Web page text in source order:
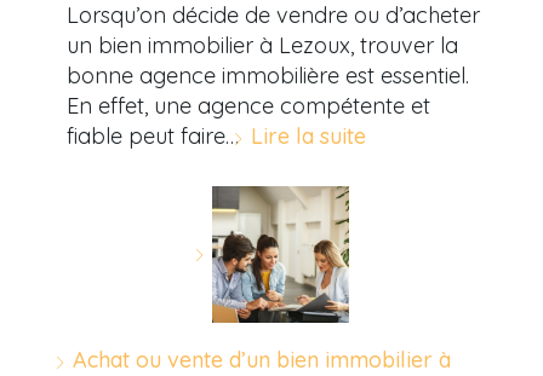
Lorsqu’on décide de vendre ou d’acheter
un bien immobilier à Lezoux, trouver la
bonne agence immobilière est essentiel.
En effet, une agence compétente et
fiable peut faire… Lire la suite
Achat ou vente d’un bien immobilier à